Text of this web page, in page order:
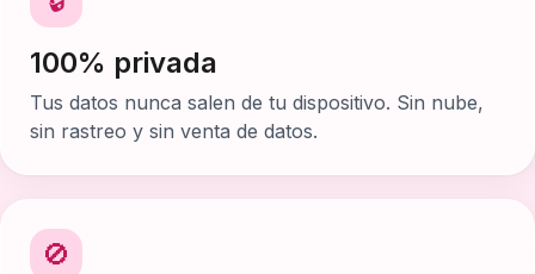
100% privada
Tus datos nunca salen de tu dispositivo. Sin nube,
sin rastreo y sin venta de datos.
🚫